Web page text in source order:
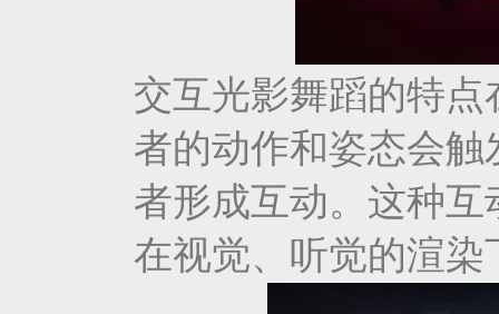
交互光影舞蹈的特
者的动作和姿态会
者形成互动。这种
在视觉、听觉的渲